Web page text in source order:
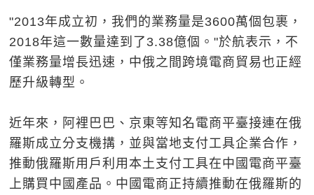
"2013年成立初，我們的業務量是3600萬個包裹，
2018年這一數量達到了3.38億個。"於航表示，不
僅業務量增長迅速，中俄之間跨境電商貿易也正經
歷升級轉型。
近年來，阿裡巴巴、京東等知名電商平臺接連在俄
羅斯成立分支機搆，並與當地支付工具企業合作，
推動俄羅斯用戶利用本土支付工具在中國電商平臺
上購買中國產品。中國電商正持續推動在俄羅斯的